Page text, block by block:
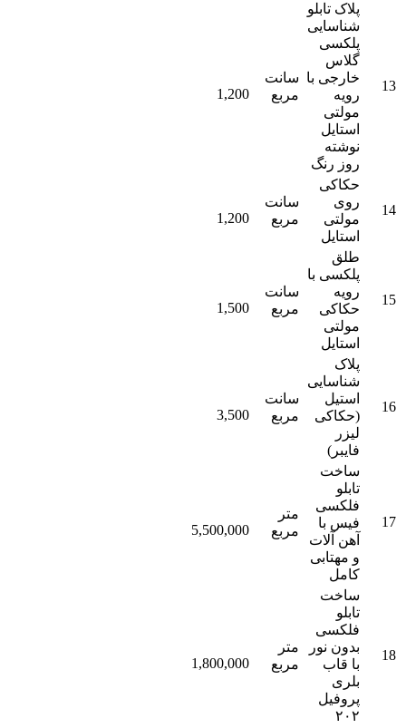
13
پلاک تابلو
شناسایی
پلکسی
گلاس
خارجی با
رویه
مولتی
استایل
نوشته
روز رنگ
سانت
مربع
1,200
14
حکاکی
روی
مولتی
استایل
سانت
مربع
1,200
15
طلق
پلکسی با
رویه
حکاکی
مولتی
استایل
سانت
مربع
1,500
16
پلاک
شناسایی
استیل
(حکاکی
لیزر
فایبر)
سانت
مربع
3,500
17
ساخت
تابلو
فلکسی
فیس با
آهن آلات
و مهتابی
کامل
متر
مربع
5,500,000
18
ساخت
تابلو
فلکسی
بدون نور
با قاب
بلری
پروفیل
۲۰۲
متر
مربع
1,800,000